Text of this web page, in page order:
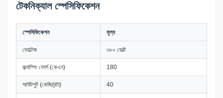
টেকনিক্যাল স্পেসিফিকেশন
স্পেসিফিকেশন মূল্য
ভোল্টেজ ৩৮০ ভোল্ট
ক্ল্যাম্পিং ফোর্স (কেএন) 180
আউটপুট (কেজি/ঘন্টা) 40